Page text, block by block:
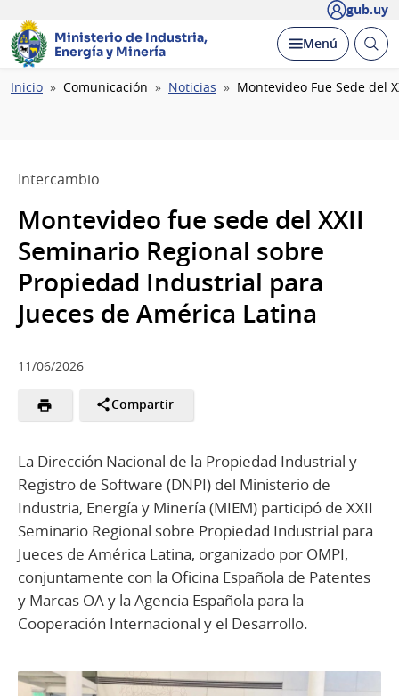
gub.uy
Ministerio de Industria,
Energía y Minería
Desplegar
Menú Abrir
Ruta
Inicio Comunicación Noticias Montevideo Fue Sede del
Intercambio
Montevideo fue sede del XXII
Seminario Regional sobre
Propiedad Industrial para
Jueces de América Latina
11/06/2026
Compartir
La Dirección Nacional de la Propiedad Industrial y
Registro de Software (DNPI) del Ministerio de
Industria, Energía y Minería (MIEM) participó de XXII
Seminario Regional sobre Propiedad Industrial para
Jueces de América Latina, organizado por OMPI,
conjuntamente con la Oficina Española de Patentes
y Marcas OA y la Agencia Española para la
Cooperación Internacional y el Desarrollo.